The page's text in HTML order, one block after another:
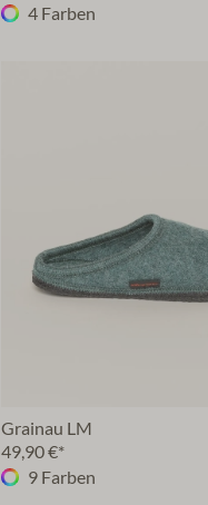
4 Farben
Grainau LM
49,90 €*
9 Farben